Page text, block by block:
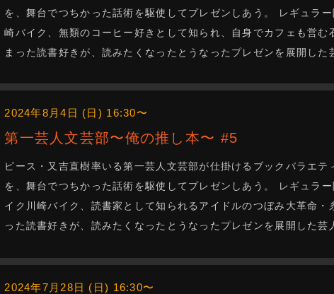
を、舞台でつちかった話術を駆使してプレゼンしあう。 レギュラ
崎バイク、無類のコーヒー好きとして知られ、自身でカフェも営
まった読書好きが、読みたくなったとうなったプレゼンを展開した
2024年8月4日 (日) 16:30〜
第一芸人文芸部〜俺の推し本〜 #5
ピース・又吉直樹率いる第一芸人文芸部が仕掛けるブックバラエ
を、舞台でつちかった話術を駆使してプレゼンしあう。 レギュラ
イク川崎バイク、読書家として知られるアイドルのつぼみ大革命
った読書好きが、読みたくなったとうなったプレゼンを展開した芸
2024年7月28日 (日) 16:30〜